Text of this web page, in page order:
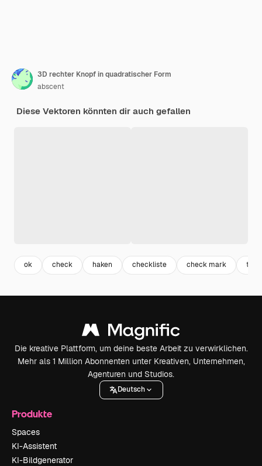
3D rechter Knopf in quadratischer Form
abscent
Diese Vektoren könnten dir auch gefallen
ok check haken checkliste check mark tick
Die kreative Plattform, um deine beste Arbeit zu verwirklichen.
Mehr als 1 Million Abonnenten unter Kreativen, Unternehmen,
Agenturen und Studios.
Deutsch
Produkte
Spaces
KI-Assistent
KI-Bildgenerator